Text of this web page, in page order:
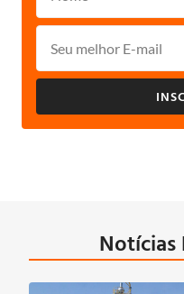
Notícias